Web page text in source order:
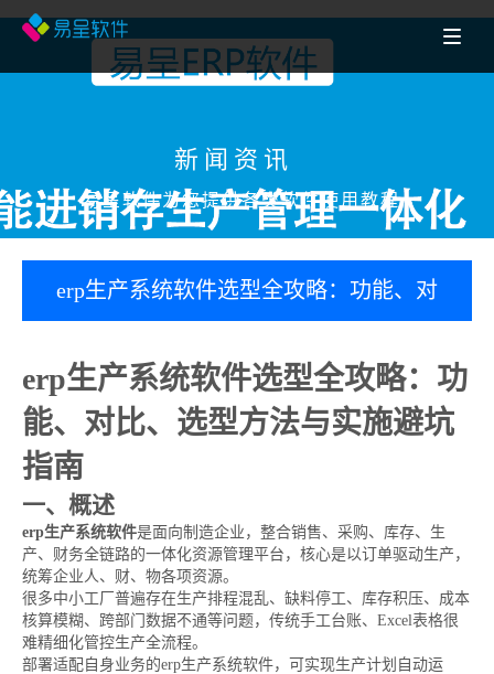
新闻资讯
易呈软件为您提供各类软件使用教程
erp生产系统软件选型全攻略：功能、对
百科
erp生产系统软件选型全攻略：功
能、对比、选型方法与实施避坑
指南
一、概述
erp生产系统软件是面向制造企业，整合销售、采购、库存、生
产、财务全链路的一体化资源管理平台，核心是以订单驱动生产，
统筹企业人、财、物各项资源。
很多中小工厂普遍存在生产排程混乱、缺料停工、库存积压、成本
核算模糊、跨部门数据不通等问题，传统手工台账、Excel表格很
难精细化管控生产全流程。
部署适配自身业务的erp生产系统软件，可实现生产计划自动运